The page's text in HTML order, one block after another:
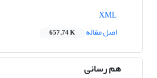
اصل مقاله
657.74 K
هم رسانی